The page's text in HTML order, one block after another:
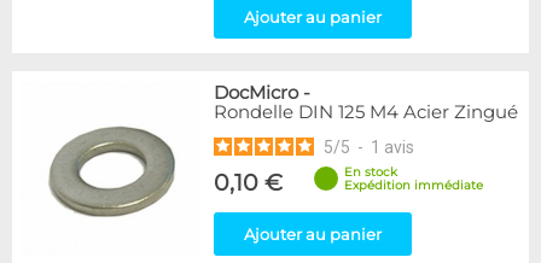
Ajouter au panier
DocMicro-
Rondelle DIN 125 M4 Acier Zingué
5/5 - 1 avis
0,10 €
En stock
Expédition immédiate
Ajouter au panier